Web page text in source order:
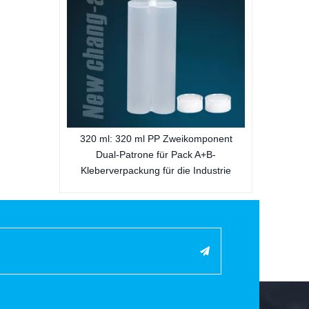
320 ml: 320 ml PP Zweikomponent
Dual-Patrone für Pack A+B-
Kleberverpackung für die Industrie